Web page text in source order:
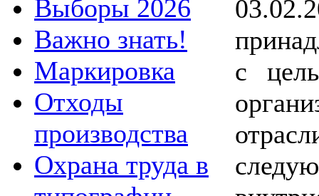
Выборы 2026
Важно знать!
Маркировка
Отходы
производства
Охрана труда в
с